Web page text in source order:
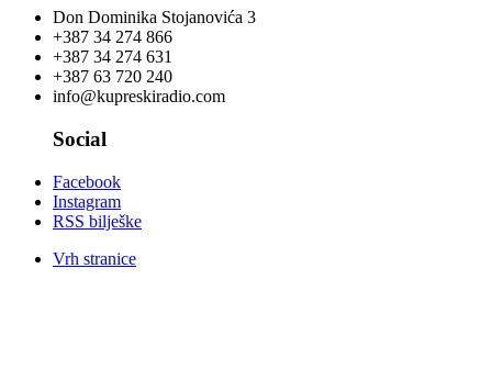
Don Dominika Stojanovića 3
+387 34 274 866
+387 34 274 631
+387 63 720 240
info@kupreskiradio.com
Social
Facebook
Instagram
RSS bilješke
Vrh stranice